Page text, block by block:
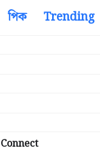
পিক Trending